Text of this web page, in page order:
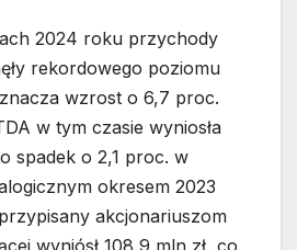
2024 roku przychody
rekordowego poziomu
wzrost o 6,7 proc.
w tym czasie wyniosła
spadek o 2,1 proc. w
okresem 2023
akcjonariuszom